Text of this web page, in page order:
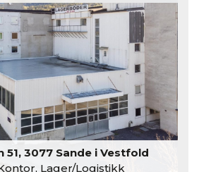
3077 Sande i Vestfold
Lager/Logistikk